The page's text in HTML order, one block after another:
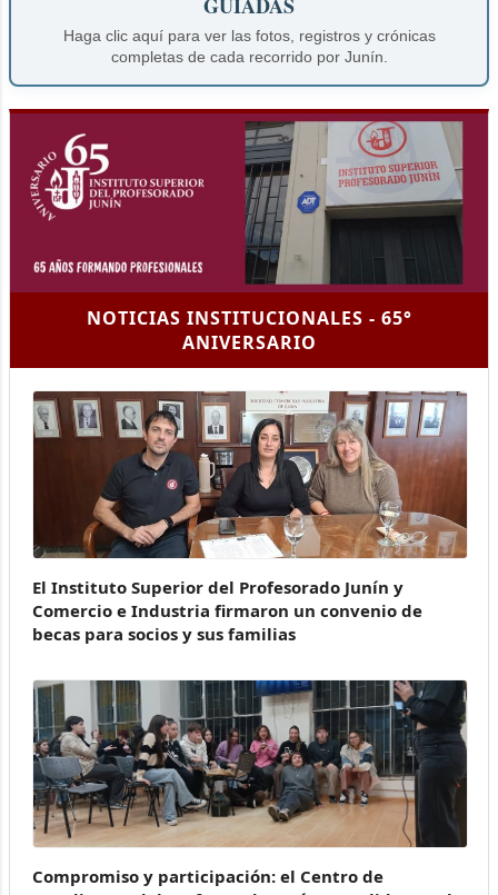
Haga clic aquí para ver las fotos, registros y crónicas
completas de cada recorrido por Junín.
NOTICIAS INSTITUCIONALES - 65°
ANIVERSARIO
El Instituto Superior del Profesorado Junín y
Comercio e Industria firmaron un convenio de
becas para socios y sus familias
Compromiso y participación: el Centro de